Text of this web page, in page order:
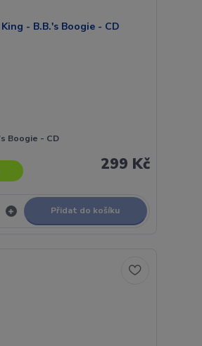
Boogie - CD
299 Kč
Přidat do košíku